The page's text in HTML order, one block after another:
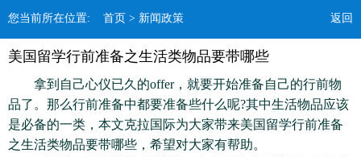
您当前所在位置: 首页 > 新闻政策 返回
美国留学行前准备之生活类物品要带哪些
拿到自己心仪已久的offer，就要开始准备自己的行前物
品了。那么行前准备中都要准备些什么呢?其中生活物品应该
是必备的一类，本文克拉国际为大家带来美国留学行前准备
之生活类物品要带哪些，希望对大家有帮助。